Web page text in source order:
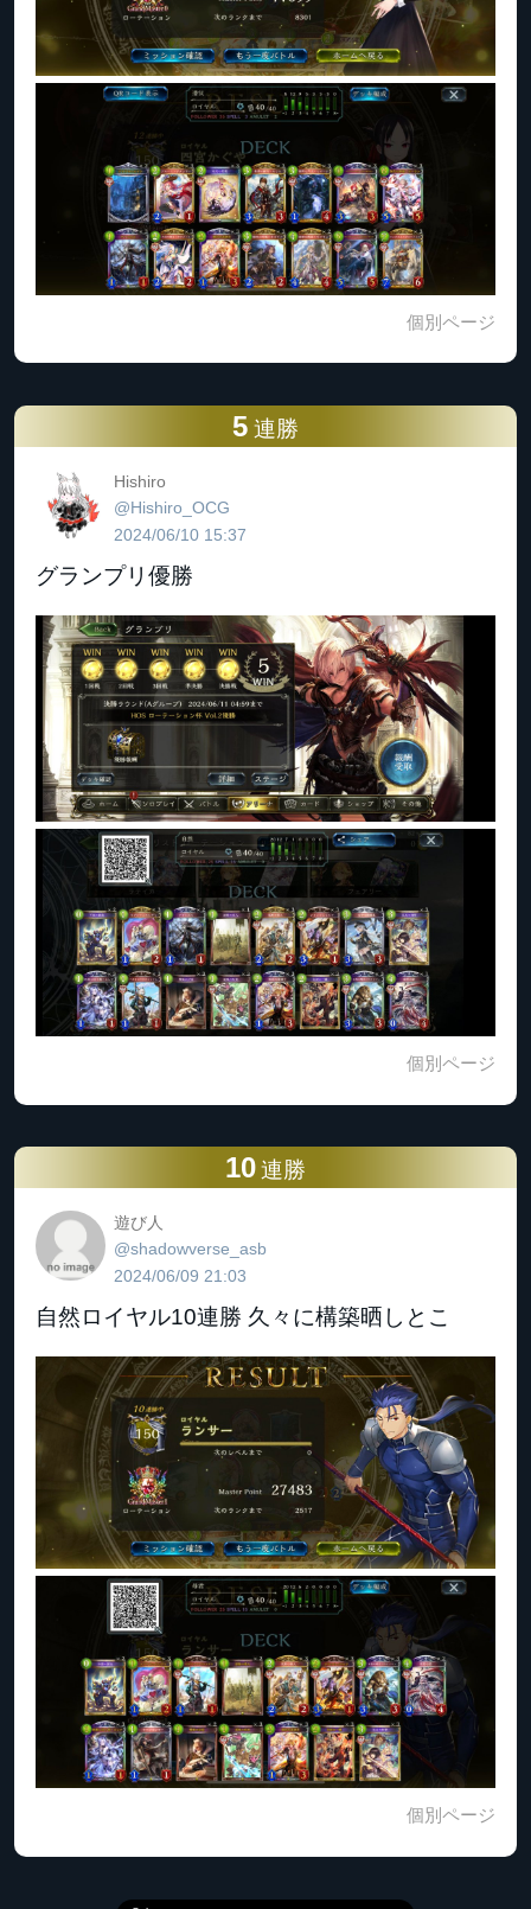
個別ページ
5 連勝
Hishiro
@Hishiro_OCG
2024/06/10 15:37
グランプリ優勝
個別ページ
10 連勝
遊び人
@shadowverse_asb
2024/06/09 21:03
自然ロイヤル10連勝 久々に構築晒しとこ
個別ページ